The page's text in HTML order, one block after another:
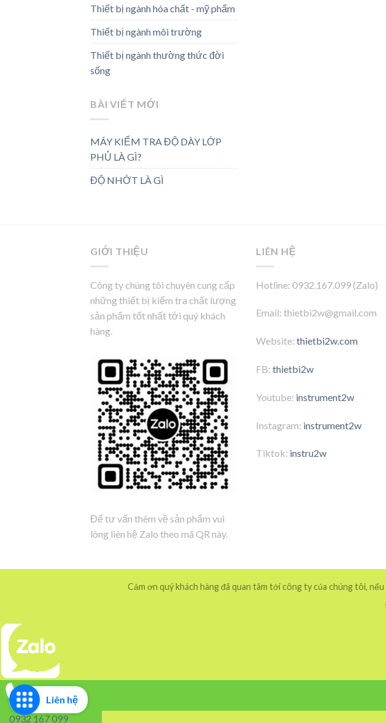
Thiết bị ngành hóa chất - mỹ phẩm
Thiết bị ngành môi trường
Thiết bị ngành thường thức đời
sống
BÀI VIẾT MỚI
MÁY KIỂM TRA ĐỘ DÀY LỚP
PHỦ LÀ GÌ?
ĐỘ NHỚT LÀ GÌ
GIỚI THIỆU
Công ty chúng tôi chuyên cung cấp
những thiết bị kiểm tra chất lượng
sản phẩm tốt nhất tới quý khách
hàng.
Để tư vấn thêm về sản phẩm vui
lòng liên hệ Zalo theo mã QR này.
LIÊN HỆ
Hotline: 0932.167.099 (Zalo)
Email: thietbi2w@gmail.com
Website: thietbi2w.com
FB: thietbi2w
Youtube: instrument2w
Instagram: instrument2w
Tiktok: instru2w
Cảm ơn quý khách hàng đã quan tâm tới công ty của chúng tôi,
Liên hệ
0932 167 099